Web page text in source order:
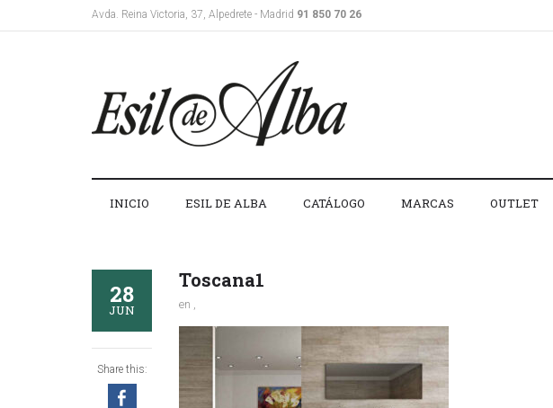
Avda. Reina Victoria, 37, Alpedrete - Madrid 91 850 70 26
INICIO ESIL DE ALBA CATÁLOGO MARCAS OUTLET
28
JUN
Share this:
Toscana1
en ,